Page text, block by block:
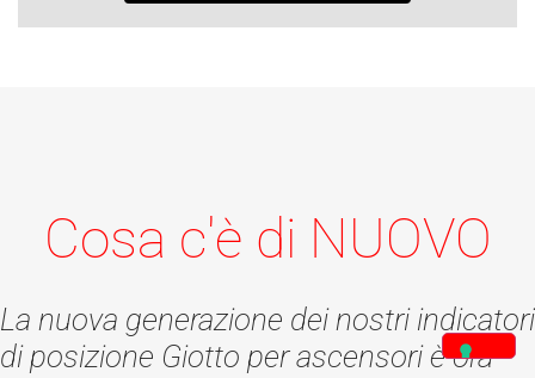
Cosa c'è di NUOVO
La nuova generazione dei nostri indicatori
di posizione Giotto per ascensori è ora